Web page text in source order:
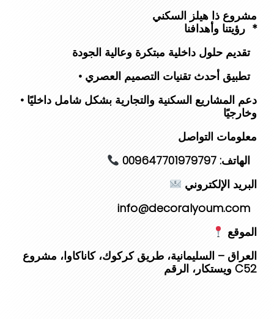
مشروع ذا هيلز السكني
‎رؤيتنا وأهدافنا *
تقديم حلول داخلية مبتكرة وعالية الجودة
• تطبيق أحدث تقنيات التصميم العصري
• دعم المشاريع السكنية والتجارية بشكل شامل داخليًا
وخارجيًا
‎معلومات التواصل
البريد الإلكتروني
info@decoralyoum.com
الموقع
العراق – السليمانية، طريق كركوك، كاناكاوا، مشروع
ويستكار، الرقم C52